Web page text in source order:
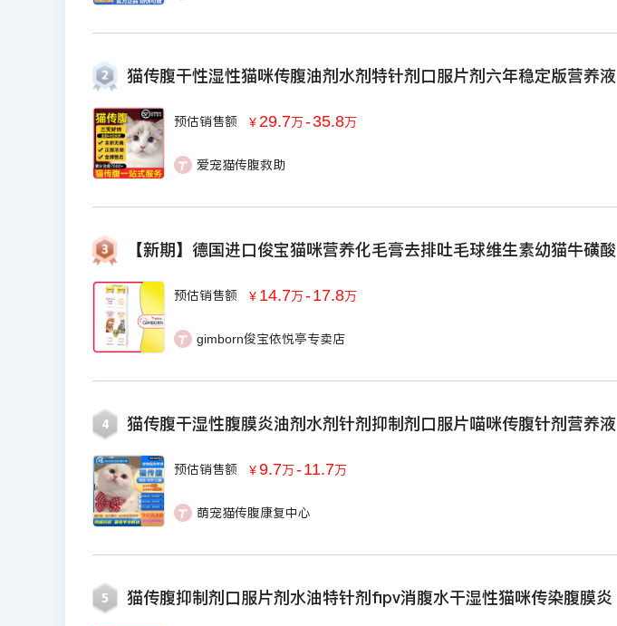
猫传腹干性湿性猫咪传腹油剂水剂特针剂口服片剂六年稳定版营养液
预估销售额 ￥ 29.7万-35.8万
爱宠猫传腹救助
【新期】德国进口俊宝猫咪营养化毛膏去排吐毛球维生素幼猫牛磺酸
预估销售额 ￥ 14.7万-17.8万
gimborn俊宝依悦亭专卖店
4 猫传腹干湿性腹膜炎油剂水剂针剂抑制剂口服片喵咪传腹针剂营养液
预估销售额 ￥9.7万-11.7万
萌宠猫传腹康复中心
5 猫传腹抑制剂口服片剂水油特针剂fipv消腹水干湿性猫咪传染腹膜炎